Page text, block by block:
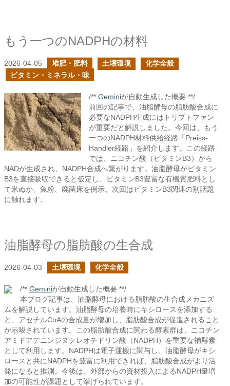
もう一つのNADPHの材料
2026-04-05 堆肥・肥料 土壌環境
化学全般
ビタミン・ミネラル・味
/** Geminiが自動生成した概要 **/
前回の記事で、油脂酵母の脂肪酸合成に
必要なNADPH生成にはトリプトファン
が重要だと解説しました。今回は、もう
一つのNADPH材料供給経路「Preiss-
Handler経路」を紹介します。この経路
では、ニコチン酸（ビタミンB3）から
NADが生成され、NADPH合成へ繋がります。油脂酵母がビタミン
B3を直接吸収できると仮定し、ビタミンB3豊富な有機質肥料とし
て米ぬか、魚粉、廃菌床を例示。次回はビタミンB3関連の別話題
に触れます。
油脂酵母の脂肪酸の生合成
2026-04-03 土壌環境 化学全般
/** Geminiが自動生成した概要 **/
本ブログ記事は、油脂酵母における脂肪酸の生合成メカニズ
ムを解説しています。油脂酵母の培養時にキシロースを添加する
と、アセチルCoAの合成量が増加し、脂肪酸合成が促進されること
が示唆されています。この脂肪酸合成に関わる酵素群は、ニコチン
アミドアデニンジヌクレオチドリン酸（NADPH）を重要な補酵素
として利用します。NADPHは電子運搬に関与し、油脂酵母がキシ
ロースと共にNADPHを豊富に利用できれば、脂肪酸合成がより活
発になると推測。今後は、外部からの資材投入によるNADPH量増
加の可能性が課題として挙げられています。